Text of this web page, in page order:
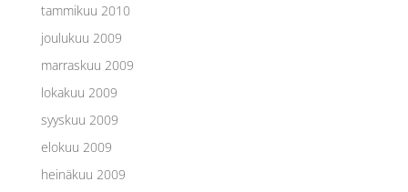
tammikuu 2010
joulukuu 2009
marraskuu 2009
lokakuu 2009
syyskuu 2009
elokuu 2009
heinäkuu 2009